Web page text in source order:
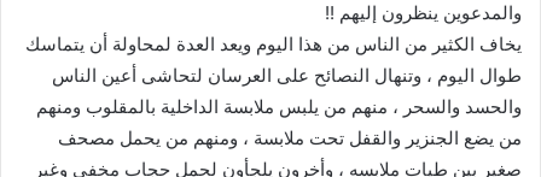
والمدعوين ينظرون إليهم !!
يخاف الكثير من الناس من هذا اليوم ويعد العدة لمحاولة أن يتماسك
طوال اليوم ، وتنهال النصائح على العرسان لتحاشى أعين الناس
والحسد والسحر ، منهم من يلبس ملابسة الداخلية بالمقلوب ومنهم
من يضع الجنزير والقفل تحت ملابسة ، ومنهم من يحمل مصحف
صغير بين طيات ملابسه ، وأخرون يلجأون لحمل حجاب مخفى وغير